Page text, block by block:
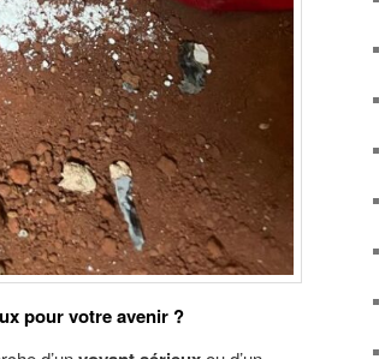
pour votre avenir ?